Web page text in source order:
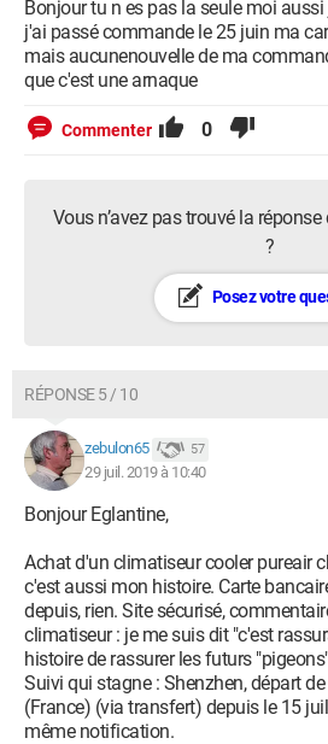
Bonjour tu n es pas la seule moi
j'ai passé commande le 25 juin ma
mais aucunenouvelle de ma
que c'est une arnaque
Commenter 0
Vous n’avez pas trouvé la
?
Posez votre
RÉPONSE 5 / 10
zebulon65 57
29 juil. 2019 à 10:40
Bonjour Eglantine,
Achat d'un climatiseur cooler pureair
c'est aussi mon histoire. Carte
depuis, rien. Site sécurisé,
climatiseur : je me suis dit "c'est
histoire de rassurer les futurs
Suivi qui stagne : Shenzhen, départ
(France) (via transfert) depuis le 15
même notification.